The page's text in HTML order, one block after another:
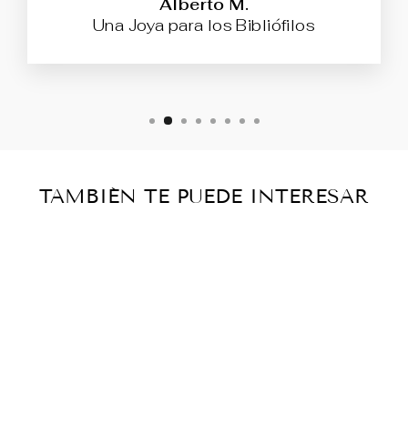
Alberto M.
Una Joya para los Bibliófilos
TAMBIÉN TE PUEDE INTERESAR